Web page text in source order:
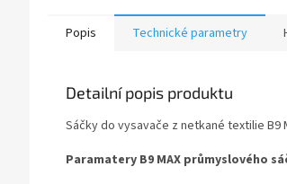
Popis Technické parametry
Detailní popis produktu
Sáčky do vysavače z netkané textilie B9
Paramatery B9 MAX průmyslového